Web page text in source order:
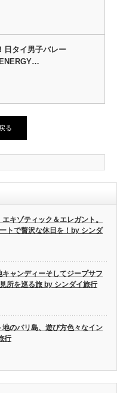
日タイ男子バレー
る
エキゾティック＆エレガント。
トで贅沢な休日を！by シンダ
キャンディーそしてジープサフ
所を巡る旅 by シンダイ旅行
地のバリ島、遊び方色々なイン
行